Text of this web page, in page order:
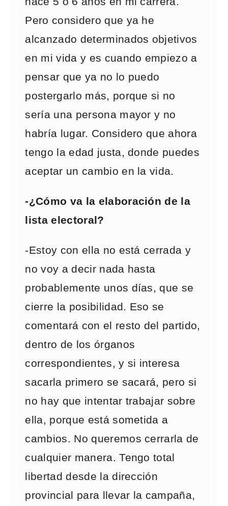
Pero considero que ya he
alcanzado determinados objetivos
en mi vida y es cuando empiezo a
pensar que ya no lo puedo
postergarlo más, porque si no
sería una persona mayor y no
habría lugar. Considero que ahora
tengo la edad justa, donde puedes
aceptar un cambio en la vida.
-¿Cómo va la elaboración de la
lista electoral?
-Estoy con ella no está cerrada y
no voy a decir nada hasta
probablemente unos días, que se
cierre la posibilidad. Eso se
comentará con el resto del partido,
dentro de los órganos
correspondientes, y si interesa
sacarla primero se sacará, pero si
no hay que intentar trabajar sobre
ella, porque está sometida a
cambios. No queremos cerrarla de
cualquier manera. Tengo total
libertad desde la dirección
provincial para llevar la campaña,